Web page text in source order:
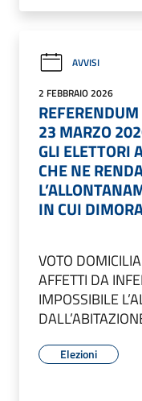
AVVISI
2 FEBBRAIO 2026
23 MARZO
GLI ELETTORI
CHE NE
IN CUI
VOTO
AFFETTI DA
IMPOSSIBILE
Elezioni